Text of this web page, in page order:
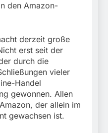
den Amazon-
derzeit große
erst seit der
durch die
vieler
Handel
gewonnen. Allen
der allein im
gewachsen ist.